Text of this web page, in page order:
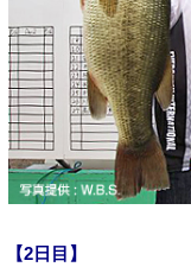
【2日目 】